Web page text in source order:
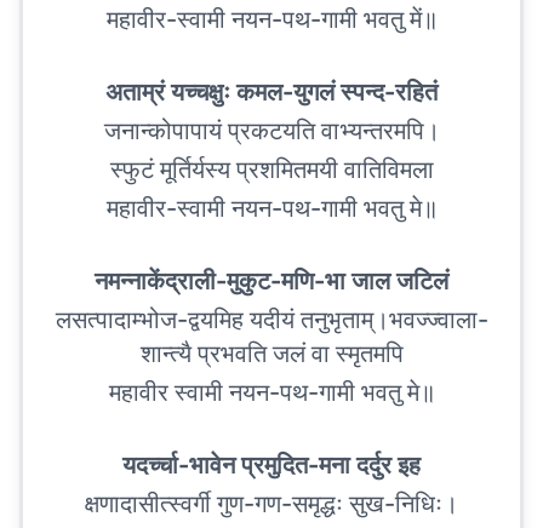
महावीर-स्वामी नयन-पथ-गामी भवतु में॥
अताम्रं यच्चक्षुः कमल-युगलं स्पन्द-रहितं
जनान्कोपापायं प्रकटयति वाभ्यन्तरमपि।
स्फुटं मूर्तिर्यस्य प्रशमितमयी वातिविमला
महावीर-स्वामी नयन-पथ-गामी भवतु मे॥
नमन्नाकेंद्राली-मुकुट-मणि-भा जाल जटिलं
लसत्पादाम्भोज-द्वयमिह यदीयं तनुभृताम्।भवज्ज्वाला-
शान्त्यै प्रभवति जलं वा स्मृतमपि
महावीर स्वामी नयन-पथ-गामी भवतु मे॥
यदर्च्चा-भावेन प्रमुदित-मना दर्दुर इह
क्षणादासीत्स्वर्गी गुण-गण-समृद्धः सुख-निधिः।